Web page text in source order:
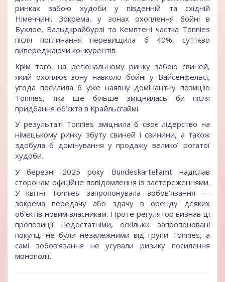
ринках забою худоби у південній та східній
Німеччині. Зокрема, у зонах охоплення бойні в
Бухлое, Вальдкрайбурзі та Кемптені частка Tönnies
після поглинання перевищила б 40%, суттєво
випереджаючи конкурентів.
Крім того, на регіональному ринку забою свиней,
який охоплює зону навколо бойні у Вайсенфельсі,
угода посилила б уже наявну домінантну позицію
Tönnies, яка ще більше зміцнилась би після
придбання об’єкта в Крайльсгаймі.
У результаті Tönnies зміцнила б своє лідерство на
німецькому ринку збуту свиней і свинини, а також
здобула б домінування у продажу великої рогатої
худоби.
У березні 2025 року Bundeskartellamt надіслав
сторонам офіційне повідомлення із застереженнями.
У квітні Tönnies запропонувала зобов’язання —
зокрема передачу або здачу в оренду деяких
об’єктів новим власникам. Проте регулятор визнав ці
пропозиції недостатніми, оскільки запропоновані
покупці не були незалежними від групи Tönnies, а
самі зобов’язання не усували ризику посилення
монополії.